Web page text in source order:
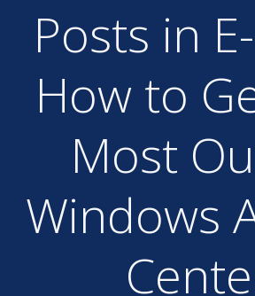
Posts in
How to
Most
Windows